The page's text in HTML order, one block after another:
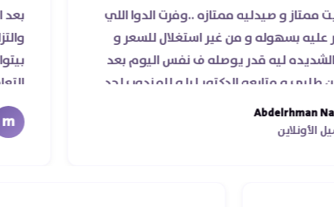
ممتازه ..وفرت الدوا اللي
من غير استغلال للسعر و
يوصله ف نفس اليوم بعد
الدكتور ليا و للمندوب لحد
موعد عمله ..فضل يتابع
جزيلا ليكم
بعد التعامل اكثر
والتزام في
بيتواصل معاك
التعامل. بجد
wasfy
عميل الأونلاين